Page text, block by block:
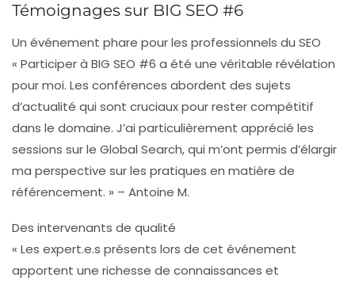
Témoignages sur BIG SEO #6
Un événement phare pour les professionnels du SEO
« Participer à BIG SEO #6 a été une véritable révélation
pour moi. Les conférences abordent des sujets
d’actualité qui sont cruciaux pour rester compétitif
dans le domaine. J’ai particulièrement apprécié les
sessions sur le Global Search, qui m’ont permis d’élargir
ma perspective sur les pratiques en matière de
référencement. » – Antoine M.
Des intervenants de qualité
« Les expert.e.s présents lors de cet événement
apportent une richesse de connaissances et